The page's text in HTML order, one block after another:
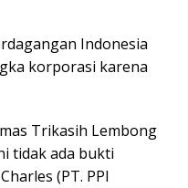
Indonesia
korporasi karena
Trikasih Lembong
tidak ada bukti
(PT. PPI